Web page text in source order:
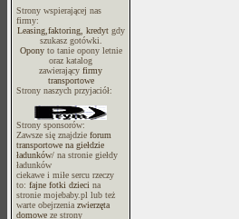
Strony wspierającej nas
firmy:
Leasing,faktoring, kredytgdy
szukasz gotówki.
Oponyto tanie opony letnie
oraz katalog
zawierający firmy
transportowe
Strony naszych przyjaciół:
Strony sponsorów:
Zawsze się znajdzie forum
transportowe na giełdzie
ładunków/ na stronie giełdy
ładunków
ciekawe i miłe sercu rzeczy
to: fajne fotki dzieci na
stronie mojebaby.pl lub też
warte obejrzenia zwierzęta
domowe ze strony